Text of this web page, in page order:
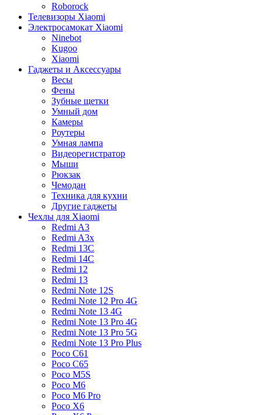
Roborock
Телевизоры Xiaomi
Электросамокат Xiaomi
Ninebot
Kugoo
Xiaomi
Гаджеты и Аксессуары
Весы
Фены
Зубные щетки
Умный дом
Камеры
Роутеры
Умная лампа
Видеорегистратор
Мыши
Рюкзак
Чемодан
Техника для кухни
Другие гаджеты
Чехлы для Xiaomi
Redmi A3
Redmi A3x
Redmi 13C
Redmi 14C
Redmi 12
Redmi 13
Redmi Note 12S
Redmi Note 12 Pro 4G
Redmi Note 13 4G
Redmi Note 13 Pro 4G
Redmi Note 13 Pro 5G
Redmi Note 13 Pro Plus
Poco C61
Poco C65
Poco M5S
Poco M6
Poco M6 Pro
Poco X6